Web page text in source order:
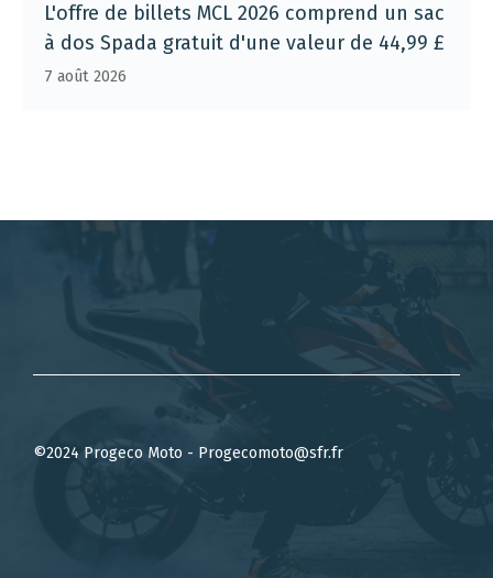
L'offre de billets MCL 2026 comprend un sac
à dos Spada gratuit d'une valeur de 44,99 £
7 août 2026
©2024 Progeco Moto - Progecomoto@sfr.fr